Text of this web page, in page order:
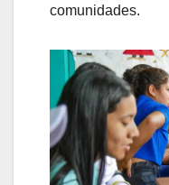
comunidades.